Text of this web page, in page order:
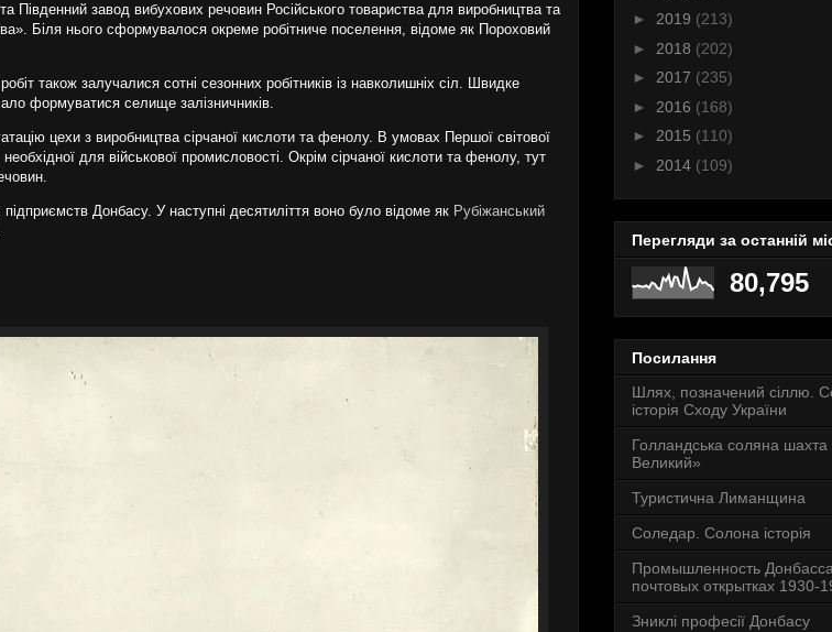
завод вибухових речовин Російського товариства для виробництва та
Біля нього сформувалося окреме робітниче поселення, відоме як Пороховий
також залучалися сотні сезонних робітників із навколишніх сіл. Швидке
формуватися селище залізничників.
цехи з виробництва сірчаної кислоти та фенолу. В умовах Першої світової
для військової промисловості. Окрім сірчаної кислоти та фенолу, тут
Донбасу. У наступні десятиліття воно було відоме як Рубіжанський
► 2019 (213)
► 2018 (202)
► 2017 (235)
► 2016 (168)
► 2015 (110)
► 2014 (109)
Перегляди за останній
80,795
Посилання
Шлях, позначений сіллю.
історія Сходу України
Голландська соляна
Великий»
Туристична Лиманщина
Соледар. Солона історія
Промышленность
почтовых открытках 1930-
Зниклі професії Донбасу